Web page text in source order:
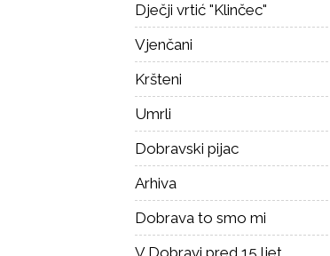
Dječji vrtić "Klinčec"
Vjenčani
Kršteni
Umrli
Dobravski pijac
Arhiva
Dobrava to smo mi